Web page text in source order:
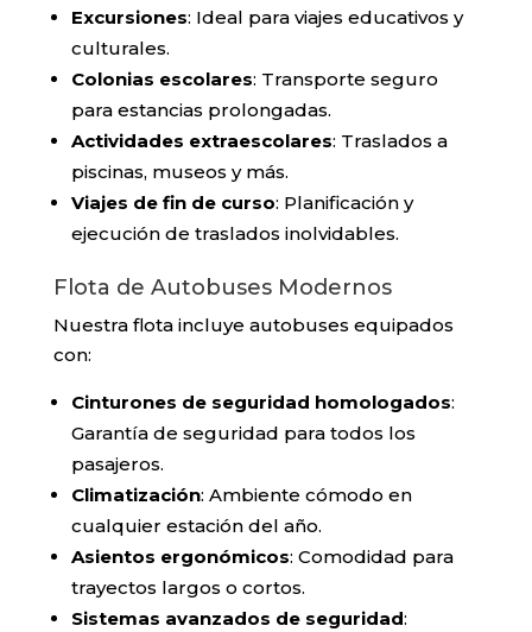
Excursiones: Ideal para viajes educativos y
culturales.
Colonias escolares: Transporte seguro
para estancias prolongadas.
Actividades extraescolares: Traslados a
piscinas, museos y más.
Viajes de fin de curso: Planificación y
ejecución de traslados inolvidables.
Flota de Autobuses Modernos
Nuestra flota incluye autobuses equipados
con:
Cinturones de seguridad homologados:
Garantía de seguridad para todos los
pasajeros.
Climatización: Ambiente cómodo en
cualquier estación del año.
Asientos ergonómicos: Comodidad para
trayectos largos o cortos.
Sistemas avanzados de seguridad: